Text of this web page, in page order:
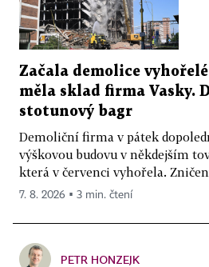
Začala demolice
měla sklad firma Vasky.
stotunový bagr
Demoliční firma v pátek
výškovou budovu v někdejším
která v červenci vyhořela.
7. 8. 2026 ▪ 3 min. čtení
PETR HONZEJK